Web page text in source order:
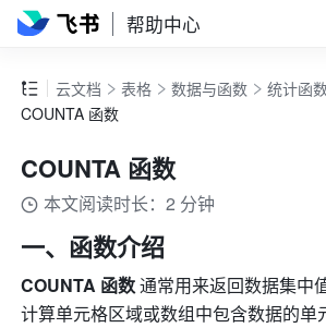
帮助中心
云文档 表格 数据与函数
统计函
COUNTA 函数
COUNTA 函数
本文阅读时长：2 分钟
一、函数介绍
COUNTA 函数 通常用来返回数据集中
计算单元格区域或数组中包含数据的单